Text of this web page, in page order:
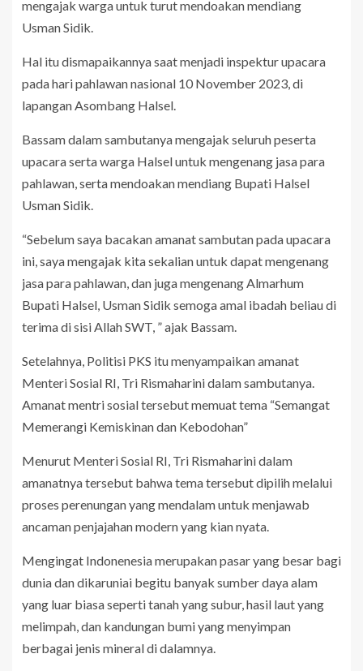
mengajak warga untuk turut mendoakan mendiang
Usman Sidik.
Hal itu dismapaikannya saat menjadi inspektur upacara
pada hari pahlawan nasional 10 November 2023, di
lapangan Asombang Halsel.
Bassam dalam sambutanya mengajak seluruh peserta
upacara serta warga Halsel untuk mengenang jasa para
pahlawan, serta mendoakan mendiang Bupati Halsel
Usman Sidik.
“Sebelum saya bacakan amanat sambutan pada upacara
ini, saya mengajak kita sekalian untuk dapat mengenang
jasa para pahlawan, dan juga mengenang Almarhum
Bupati Halsel, Usman Sidik semoga amal ibadah beliau di
terima di sisi Allah SWT, ” ajak Bassam.
Setelahnya, Politisi PKS itu menyampaikan amanat
Menteri Sosial RI, Tri Rismaharini dalam sambutanya.
Amanat mentri sosial tersebut memuat tema “Semangat
Memerangi Kemiskinan dan Kebodohan”
Menurut Menteri Sosial RI, Tri Rismaharini dalam
amanatnya tersebut bahwa tema tersebut dipilih melalui
proses perenungan yang mendalam untuk menjawab
ancaman penjajahan modern yang kian nyata.
Mengingat Indonenesia merupakan pasar yang besar bagi
dunia dan dikaruniai begitu banyak sumber daya alam
yang luar biasa seperti tanah yang subur, hasil laut yang
melimpah, dan kandungan bumi yang menyimpan
berbagai jenis mineral di dalamnya.